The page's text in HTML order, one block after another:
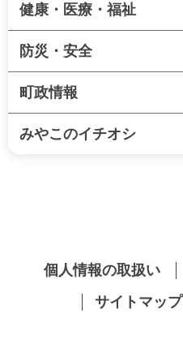
健康・医療・福祉
防災・安全
町政情報
みやこのイチオシ
個人情報の取扱い
サイトマップ